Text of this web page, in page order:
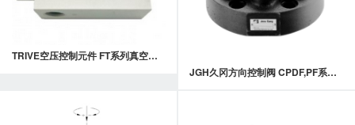
TRIVE空压控制元件 FT系列真空发生器
JGH久冈方向控制阀 CPDF,PF系列满油阀